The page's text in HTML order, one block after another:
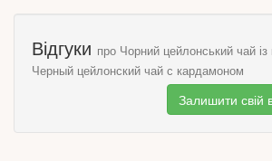
Відгуки про Чорний цейлонський чай
Черный цейлонский чай с кардамоном
Залишити свій